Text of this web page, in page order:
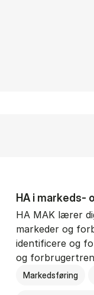
HA i mar­keds-
HA MAK lærer
markeder og
identificere og
og
Markedsføring